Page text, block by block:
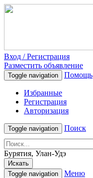
Вход / Регистрация
Разместить объявление
Toggle navigation Помощь
Избранные
Регистрация
Авторизация
Toggle navigation Поиск
Бурятия, Улан-Удэ
Искать
Toggle navigation
Меню